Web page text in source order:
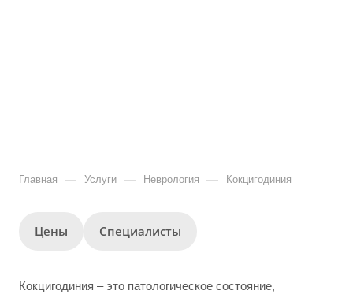
Главная — Услуги — Неврология — Кокцигодиния
Цены Специалисты
Кокцигодиния – это патологическое состояние,